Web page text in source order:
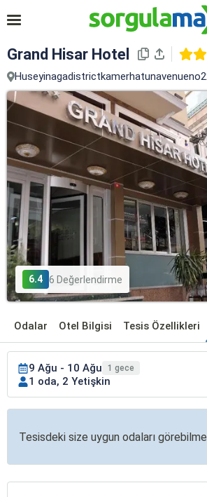
Grand Hisar Hotel
6.4 6 Değerlendirme
Odalar Otel Bilgisi Tesis Özellikleri
9 Ağu - 10 Ağu 1 gece
1 oda, 2 Yetişkin
Tesisdeki size uygun odaları